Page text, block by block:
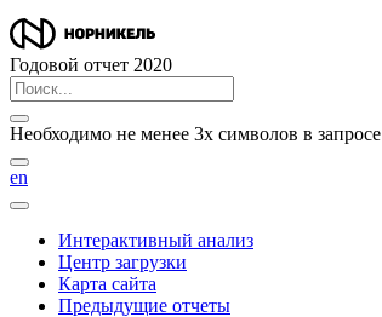
Годовой отчет 2020
Необходимо не менее 3х символов в запросе
en
Интерактивный анализ
Центр загрузки
Карта сайта
Предыдущие отчеты